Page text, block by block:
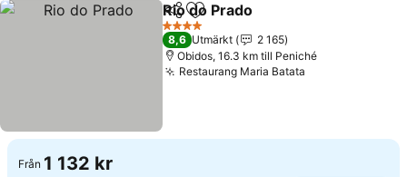
Dela Lägg till i Mina Favoriter
Rio do Prado
4 Stjärnor
8,6 Utmärkt
2 165
Obidos, 16.3 km till Peniché
Restaurang Maria Batata
Från 1 132 kr